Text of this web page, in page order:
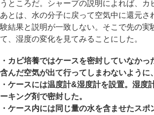
うところだ。シャープの説明によれば、カ
あとは、水の分子に戻って空気中に還元さ
験結果と説明が一致しない。そこで先の実
て、湿度の変化を見てみることにした。
・カビ培養ではケースを密封していなかっ
含んだ空気が出て行ってしまわないように
・ケースには温度計&湿度計を設置。湿度
ーキング剤で密封した。
・ケース内には同じ量の水を含ませたスポ